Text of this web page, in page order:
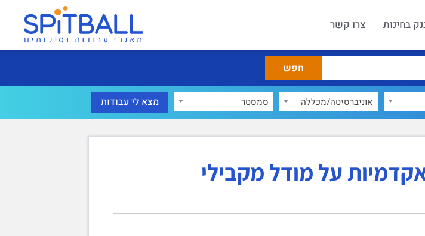
בחינות צרו קשר
מאגרי עבודות וסיכומים
אוניברסיטה/מכללה סמסטר
על מודל מקבילי